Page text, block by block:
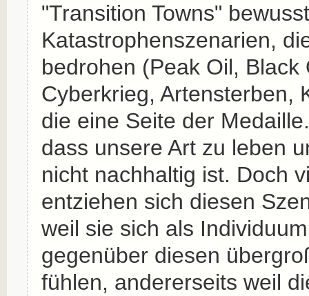
"Transition Towns"
Katastrophenszenarien,
bedrohen (Peak Oil, Black
Cyberkrieg, Artensterben,
die eine Seite der
dass unsere Art zu leben
nicht nachhaltig ist. Doch
entziehen sich diesen
weil sie sich als
gegenüber diesen
fühlen, andererseits weil